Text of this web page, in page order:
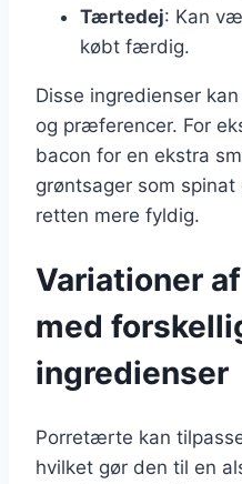
Tærtedej: Kan
købt færdig.
Disse ingredienser
og præferencer. For
bacon for en ekstra
grøntsager som
retten mere fyldig.
Variationer
med
ingredienser
Porretærte kan
hvilket gør den til en